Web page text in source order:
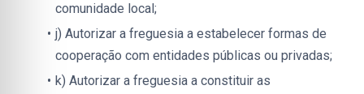
comunidade local;
j) Autorizar a freguesia a estabelecer formas de
cooperação com entidades públicas ou privadas;
k) Autorizar a freguesia a constituir as